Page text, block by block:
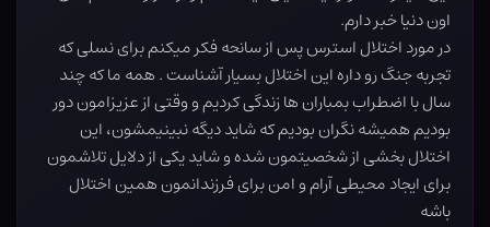
اون دنيا خبر دارم.
در مورد اختلال استرس پس از سانحه فکر ميکنم برای نسلی که
تجربه جنگ رو داره اين اختلال بسيار آشناست . همه ما که چند
سال با اضطراب بمباران ها زندگی کرديم و وقتی از عزيزامون دور
بوديم هميشه نگران بودیم که شاید دیگه نبینيمشون، اين
اختلال بخشی از شخصيتمون شده و شايد يکی از دلايل تلاشمون
برای ايجاد محيطی آرام و امن برای فرزندانمون همين اختلال
باشه